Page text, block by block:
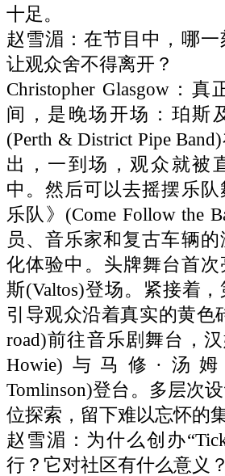
十足。
赵雪湄：在节目中，哪一
让观众舍不得离开？
Christopher Glasgow：
间，是晚场开场：珀斯
(Perth & District Pipe
出，一到场，观众就被
中。然后可以去摇摆乐
乐队》(Come Follow the
员、音乐家和复古车辆的
化体验中。头牌舞台首
斯(Valtos)登场。紧接着
引导观众沿着真实的黄色
road)前往音乐剧舞台，汉
Howie)与马修·汤姆
Tomlinson)登台。多层次
位探索，留下难以忘怀的
赵雪湄：为什么创办
行？它对社区有什么意义？